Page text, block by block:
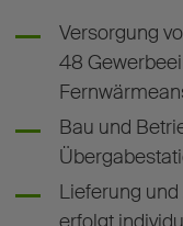
Versorgung
48
Bau und
Lieferung